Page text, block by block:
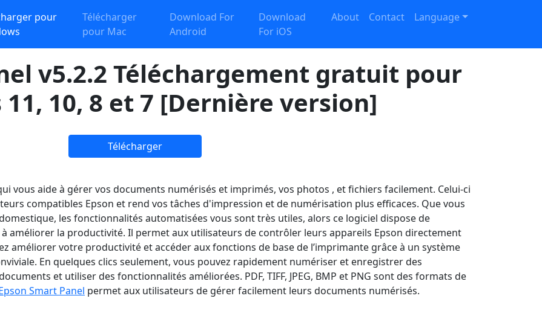
pour
Télécharger
pour Mac
Download For
Android
Download
For iOS
About Contact Language
v5.2.2 Téléchargement gratuit pour
10, 8 et 7 [Dernière version]
Télécharger
vous aide à gérer vos documents numérisés et imprimés, vos photos , et fichiers facilement. Celui-ci
compatibles Epson et rend vos tâches d'impression et de numérisation plus efficaces. Que vous
les fonctionnalités automatisées vous sont très utiles, alors ce logiciel dispose de
améliorer la productivité. Il permet aux utilisateurs de contrôler leurs appareils Epson directement
améliorer votre productivité et accéder aux fonctions de base de l’imprimante grâce à un système
En quelques clics seulement, vous pouvez rapidement numériser et enregistrer des
et utiliser des fonctionnalités améliorées. PDF, TIFF, JPEG, BMP et PNG sont des formats de
Smart Panel permet aux utilisateurs de gérer facilement leurs documents numérisés.